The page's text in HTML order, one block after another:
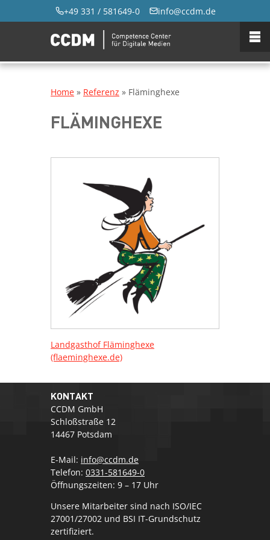
+49 331 / 581649-0 info@ccdm.de
Home » Referenz » Fläminghexe
FLÄMINGHEXE
Landgasthof Fläminghexe
(flaeminghexe.de)
KONTAKT
CCDM GmbH
Schloßstraße 12
14467 Potsdam
E-Mail: info@ccdm.de
Telefon: 0331-581649-0
Öffnungszeiten: 9 – 17 Uhr
Unsere Mitarbeiter sind nach ISO/IEC
27001/27002 und BSI IT-Grundschutz
zertifiziert.